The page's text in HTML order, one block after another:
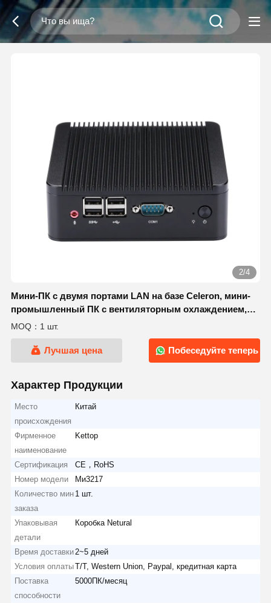
2/4
Мини-ПК с двумя портами LAN на базе Celeron, мини-
промышленный ПК с вентиляторным охлаждением,
модель 1007U
MOQ：1 шт.
Лучшая цена Побеседуйте теперь
Характер Продукции
Место
происхождения
Китай
Фирменное
наименование
Kettop
Сертификация
CE，RoHS
Номер модели
Ми3217
Количество мин
заказа
1 шт.
Упаковывая
детали
Коробка Netural
Время доставки 2~5 дней
Условия оплатыT/T, Western Union, Paypal, кредитная карта
Поставка
способности
5000ПК/месяц